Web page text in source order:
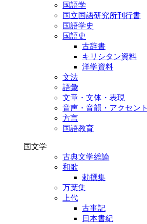
国語学
国立国語研究所刊行書
国語学史
国語史
古辞書
キリシタン資料
洋学資料
文法
語彙
文章・文体・表現
音声・音韻・アクセント
方言
国語教育
国文学
古典文学総論
和歌
勅撰集
万葉集
上代
古事記
日本書紀